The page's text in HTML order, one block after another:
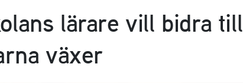
lärare vill bidra till
växer